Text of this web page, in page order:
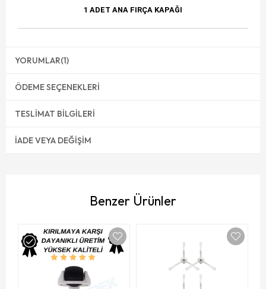
1 ADET ANA FIRÇA KAPAĞI
YORUMLAR(1)
ÖDEME SEÇENEKLERI
TESLIMAT BILGILERI
İADE VEYA DEĞIŞIM
Benzer Ürünler